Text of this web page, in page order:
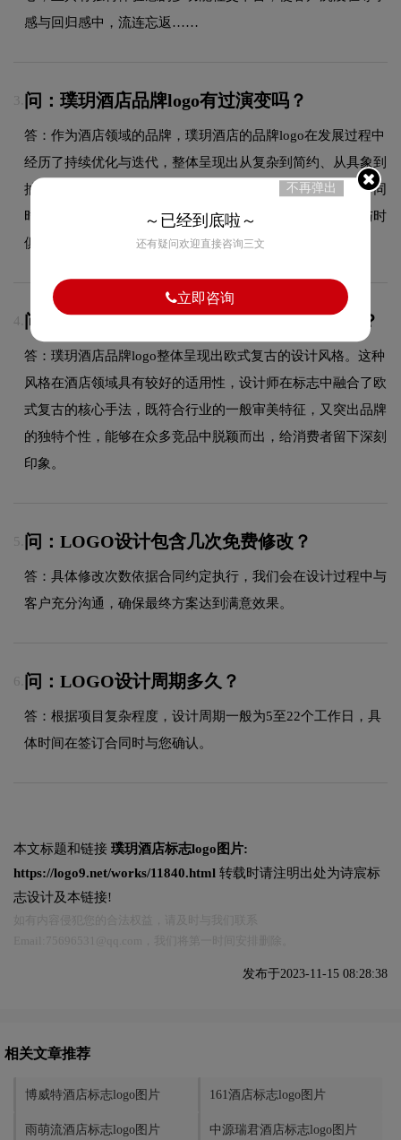
感与回归感中，流连忘返……
3. 问：璞玥酒店品牌logo有过演变吗？
答：作为酒店领域的品牌，璞玥酒店的品牌logo在发展过程中
经历了持续优化与迭代，整体呈现出从复杂到简约、从具象到
抽象的现代化演变趋势。每一次更新都紧跟时代审美潮流，同
时保持品牌核心识别元素的延续性，使品牌视觉形象始终与时
俱进，历久弥新。
4. 问：璞玥酒店的品牌logo属于什么设计风格？
答：璞玥酒店品牌logo整体呈现出欧式复古的设计风格。这种
风格在酒店领域具有较好的适用性，设计师在标志中融合了欧
式复古的核心手法，既符合行业的一般审美特征，又突出品牌
的独特个性，能够在众多竞品中脱颖而出，给消费者留下深刻
印象。
5. 问：LOGO设计包含几次免费修改？
答：具体修改次数依据合同约定执行，我们会在设计过程中与
客户充分沟通，确保最终方案达到满意效果。
6. 问：LOGO设计周期多久？
答：根据项目复杂程度，设计周期一般为5至22个工作日，具
体时间在签订合同时与您确认。
本文标题和链接 璞玥酒店标志logo图片:
https://logo9.net/works/11840.html 转载时请注明出处为诗宸标
志设计及本链接!
发布于2023-11-15 08:28:38
相关文章推荐
博威特酒店标志logo图片 161酒店标志logo图片
雨萌流酒店标志logo图片 中源瑞君酒店标志logo图片
不再弹出
～已经到底啦～
还有疑问欢迎直接咨询三文
立即咨询